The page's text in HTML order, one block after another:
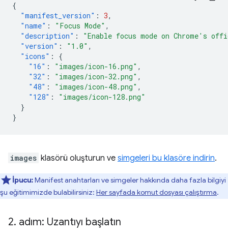
{
"manifest_version" : 3,
"name" : "Focus Mode" ,
"description" :
"Enable focus mode on Chrome's
"version" : "1.0" ,
"icons" :
{
"16" : "images/icon-16.png" ,
"32" : "images/icon-32.png" ,
"48" : "images/icon-48.png" ,
"128" :
"images/icon-128.png"
}
}
images klasörü oluşturun ve simgeleri bu klasöre indirin.
İpucu:Manifest anahtarları ve simgeler hakkında daha fazla bilgiyi
şu eğitimimizde bulabilirsiniz: Her sayfada komut dosyası çalıştırma.
2. adım: Uzantıyı başlatın